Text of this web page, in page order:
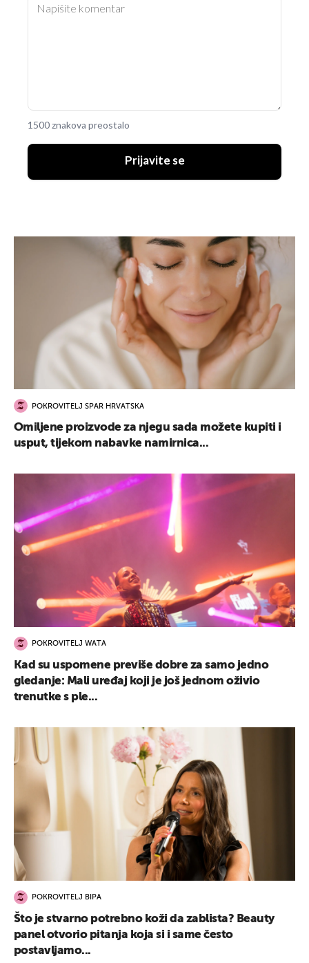
1500 znakova preostalo
Prijavite se
POKROVITELJ SPAR HRVATSKA
Omiljene proizvode za njegu sada možete kupiti i
usput, tijekom nabavke namirnica...
POKROVITELJ WATA
Kad su uspomene previše dobre za samo jedno
gledanje: Mali uređaj koji je još jednom oživio
trenutke s ple...
POKROVITELJ BIPA
Što je stvarno potrebno koži da zablista? Beauty
panel otvorio pitanja koja si i same često
postavljamo...